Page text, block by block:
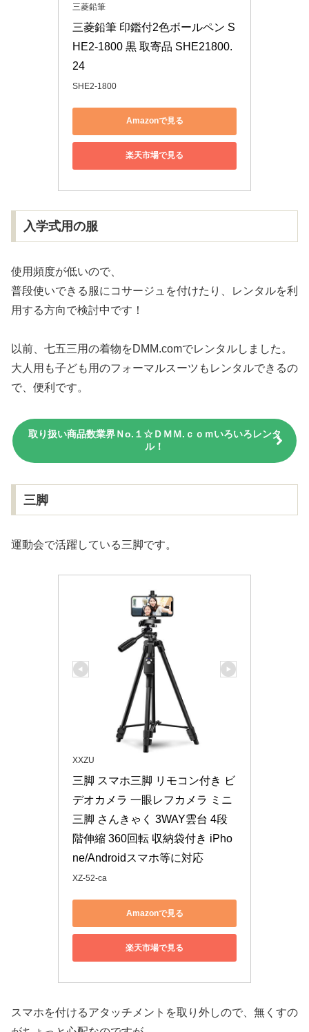
三菱鉛筆
三菱鉛筆 印鑑付2色ボールペン S
HE2-1800 黒 取寄品 SHE21800.
24
SHE2-1800
Amazonで見る
楽天市場で見る
入学式用の服
使用頻度が低いので、
普段使いできる服にコサージュを付けたり、レンタルを利
用する方向で検討中です！
以前、七五三用の着物をDMM.comでレンタルしました。
大人用も子ども用のフォーマルスーツもレンタルできるの
で、便利です。
取り扱い商品数業界Ｎо.１☆ＤＭＭ.ｃｏｍいろいろレンタ
ル！
三脚
運動会で活躍している三脚です。
XXZU
三脚 スマホ三脚 リモコン付き ビ
デオカメラ 一眼レフカメラ ミニ
三脚 さんきゃく 3WAY雲台 4段
階伸縮 360回転 収納袋付き iPho
ne/Androidスマホ等に対応
XZ-52-ca
Amazonで見る
楽天市場で見る
スマホを付けるアタッチメントを取り外しので、無くすの